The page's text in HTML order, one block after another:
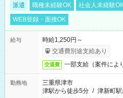
派遣 職種未経験OK 社会人未経験
WEB登録・面接OK
給与
時給1,250円～
交通費別途支給あり
交通費 一部支給（案件によ
勤務地
三重県津市
津駅から徒歩5分 / 津新町